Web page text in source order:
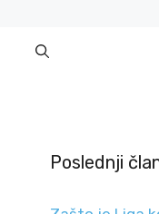
Poslednji